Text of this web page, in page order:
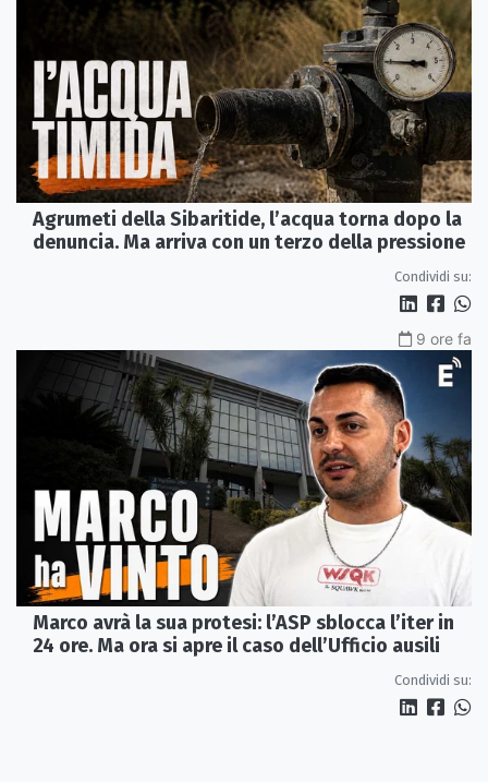
Agrumeti della Sibaritide, l’acqua torna dopo la
denuncia. Ma arriva con un terzo della pressione
Condividi su:
9 ore fa
Marco avrà la sua protesi: l’ASP sblocca l’iter in
24 ore. Ma ora si apre il caso dell’Ufficio ausili
Condividi su: